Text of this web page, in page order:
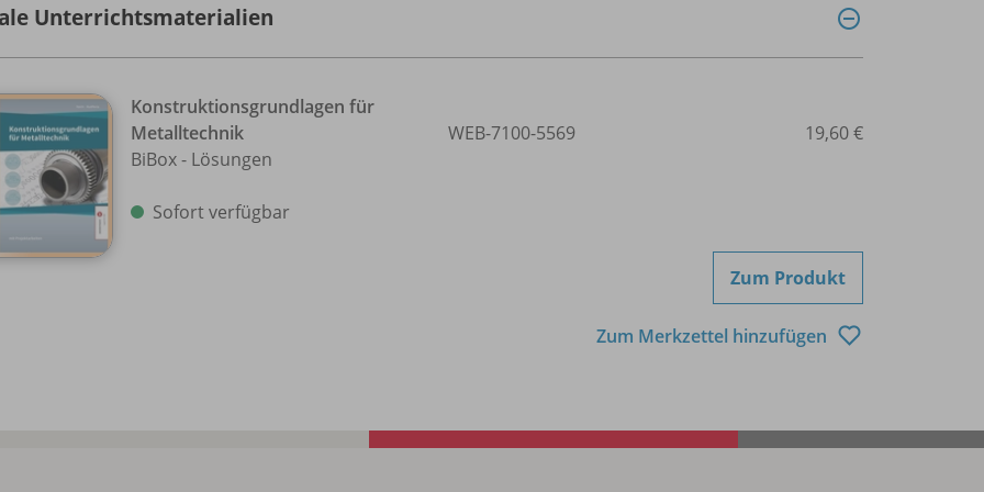
Unterrichtsmaterialien
Konstruktionsgrundlagen für
Metalltechnik
BiBox - Lösungen
Sofort verfügbar
WEB-7100-5569 19,60 €
Zum Produkt
Zum Merkzettel hinzufügen